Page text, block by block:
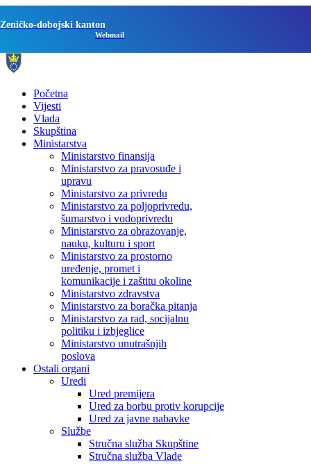
Zeničko-dobojski kanton
Webmail
Početna
Vijesti
Vlada
Skupština
Ministarstva
Ministarstvo finansija
Ministarstvo za pravosuđe i
upravu
Ministarstvo za privredu
Ministarstvo za poljoprivredu,
šumarstvo i vodoprivredu
Ministarstvo za obrazovanje,
nauku, kulturu i sport
Ministarstvo za prostorno
uređenje, promet i
komunikacije i zaštitu okoline
Ministarstvo zdravstva
Ministarstvo za boračka pitanja
Ministarstvo za rad, socijalnu
politiku i izbjeglice
Ministarstvo unutrašnjih
poslova
Ostali organi
Uredi
Ured premijera
Ured za borbu protiv korupcije
Ured za javne nabavke
Službe
Stručna služba Skupštine
Stručna služba Vlade